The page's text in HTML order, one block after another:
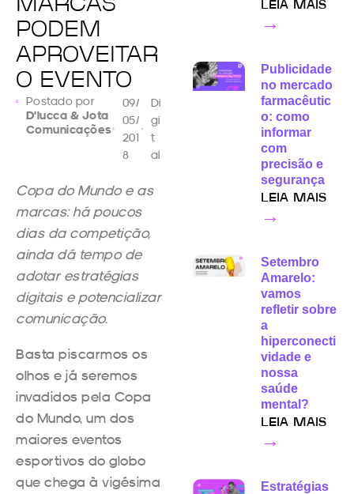
MARCAS
PODEM
APROVEITAR
O EVENTO
Postado por
D'lucca & Jota
Comunicações
09/
05/
201
8
Di
gi
t
al
Copa do Mundo e as
marcas: há poucos
dias da competição,
ainda dá tempo de
adotar estratégias
digitais e potencializar
comunicação.
Basta piscarmos os
olhos e já seremos
invadidos pela Copa
do Mundo, um dos
maiores eventos
esportivos do globo
que chega à vigésima
LEIA MAIS
→
Publicidade
no mercado
farmacêutic
o: como
informar
com
precisão e
segurança
LEIA MAIS
→
Setembro
Amarelo:
vamos
refletir sobre
a
hiperconecti
vidade e
nossa
saúde
mental?
LEIA MAIS
→
Estratégias